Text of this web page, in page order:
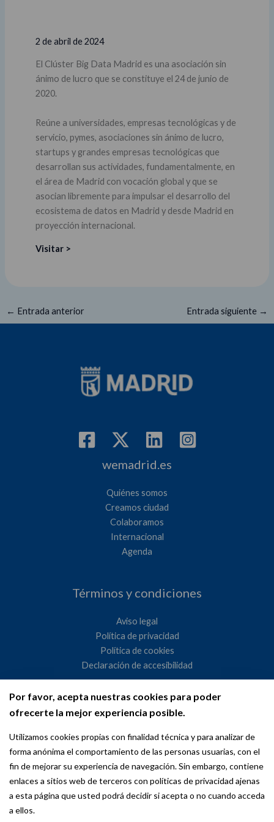
Por favor, acepta nuestras cookies para poder
ofrecerte la mejor experiencia posible.
Utilizamos cookies propias con finalidad técnica y para analizar de
forma anónima el comportamiento de las personas usuarias, con el
fin de mejorar su experiencia de navegación. Sin embargo, contiene
enlaces a sitios web de terceros con políticas de privacidad ajenas
a esta página que usted podrá decidir si acepta o no cuando acceda
a ellos.
2 de abril de 2024
El Clúster Big Data Madrid es una asociación sin
ánimo de lucro que se constituye el 24 de junio de
2020.
Reúne a universidades, empresas tecnológicas y de
servicio, pymes, asociaciones sin ánimo de lucro,
startups y grandes empresas tecnológicas que
desarrollan sus actividades, fundamentalmente, en
el área de Madrid con vocación global y que se
asocian libremente para impulsar el desarrollo del
ecosistema de datos en Madrid y desde Madrid en
proyección internacional.
Visitar >
← Entrada anterior Entrada siguiente →
wemadrid.es
Quiénes somos
Creamos ciudad
Colaboramos
Internacional
Agenda
Términos y condiciones
Aviso legal
Política de privacidad
Política de cookies
Declaración de accesibilidad
Ayuntamiento de Madrid
WeMadrid es un sitio web del Ayuntamiento de Madrid
dedicado a las relaciones institucionales y la actividad
internacional del Alcalde. ​